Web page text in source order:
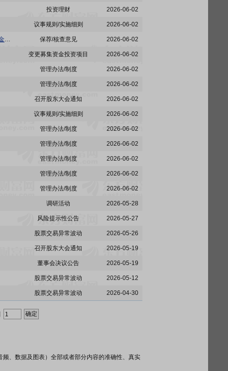
投资理财 2026-06-02
议事规则/实施细则 2026-06-02
鸿仕达:东吴证券股份有限公司关于昆山鸿仕达智能科技股份有限公司使用闲置募集资金进行现金管理的核查意见 保荐/核查意见 2026-06-02
变更募集资金投资项目 2026-06-02
管理办法/制度 2026-06-02
管理办法/制度 2026-06-02
召开股东大会通知 2026-06-02
议事规则/实施细则 2026-06-02
管理办法/制度 2026-06-02
管理办法/制度 2026-06-02
管理办法/制度 2026-06-02
管理办法/制度 2026-06-02
管理办法/制度 2026-06-02
调研活动 2026-05-28
风险提示性公告 2026-05-27
股票交易异常波动 2026-05-26
召开股东大会通知 2026-05-19
董事会决议公告 2026-05-19
股票交易异常波动 2026-05-12
股票交易异常波动 2026-04-30
、数据及图表）全部或者部分内容的准确性、真实